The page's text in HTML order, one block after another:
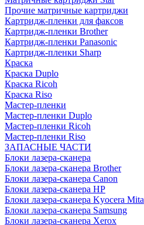
Прочие матричные картриджи
Картридж-пленки для факсов
Картридж-пленки Brother
Картридж-пленки Panasonic
Картридж-пленки Sharp
Краска
Краска Duplo
Краска Ricoh
Краска Riso
Мастер-пленки
Мастер-пленки Duplo
Мастер-пленки Ricoh
Мастер-пленки Riso
ЗАПАСНЫЕ ЧАСТИ
Блоки лазера-сканера
Блоки лазера-сканера Brother
Блоки лазера-сканера Canon
Блоки лазера-сканера HP
Блоки лазера-сканера Kyocera Mita
Блоки лазера-сканера Samsung
Блоки лазера-сканера Xerox